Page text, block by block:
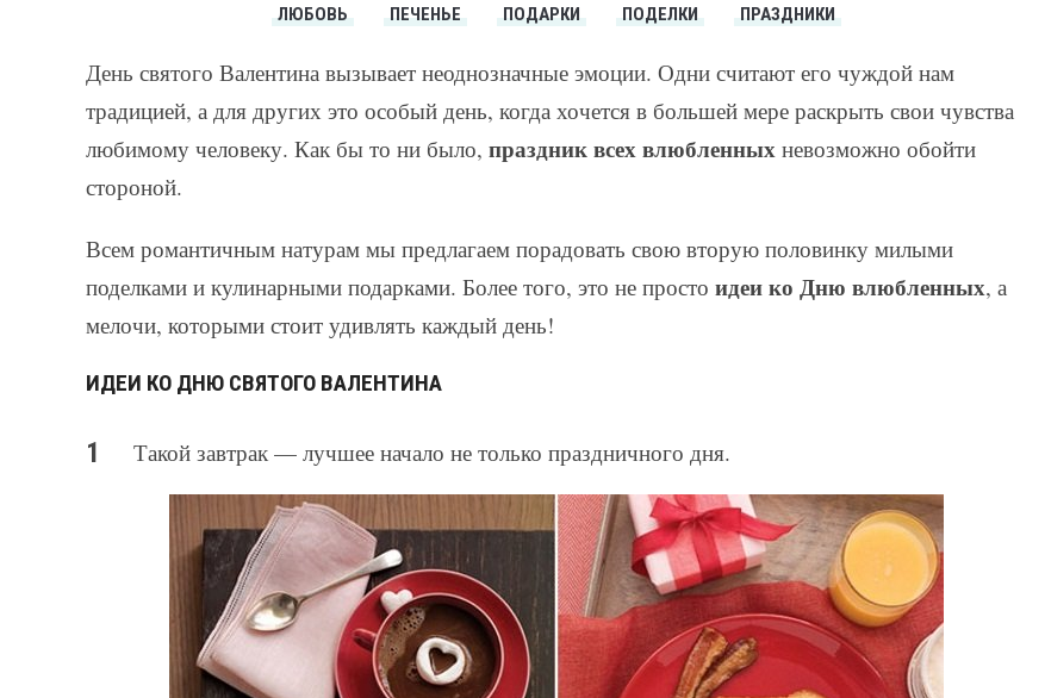
ЛЮБОВЬ ПЕЧЕНЬЕ ПОДАРКИ ПОДЕЛКИ ПРАЗДНИКИ
День святого Валентина вызывает неоднозначные эмоции. Одни считают его чуждой нам
традицией, а для других это особый день, когда хочется в большей мере раскрыть свои чувства
любимому человеку. Как бы то ни было, праздник всех влюбленных невозможно обойти
стороной.
Всем романтичным натурам мы предлагаем порадовать свою вторую половинку милыми
поделками и кулинарными подарками. Более того, это не просто идеи ко Дню влюбленных, а
мелочи, которыми стоит удивлять каждый день!
ИДЕИ КО ДНЮ СВЯТОГО ВАЛЕНТИНА
Такой завтрак — лучшее начало не только праздничного дня.